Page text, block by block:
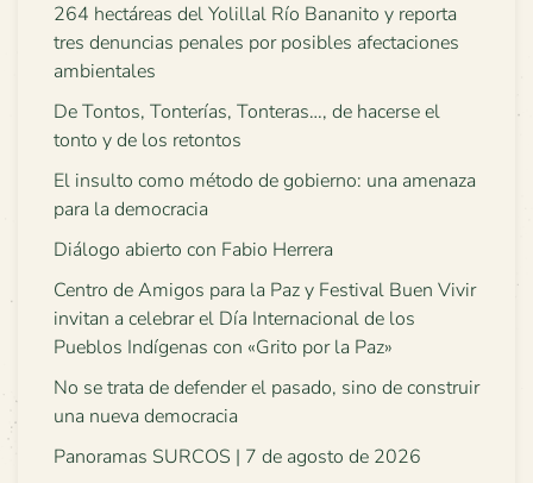
264 hectáreas del Yolillal Río Bananito y reporta
tres denuncias penales por posibles afectaciones
ambientales
De Tontos, Tonterías, Tonteras…, de hacerse el
tonto y de los retontos
El insulto como método de gobierno: una amenaza
para la democracia
Diálogo abierto con Fabio Herrera
Centro de Amigos para la Paz y Festival Buen Vivir
invitan a celebrar el Día Internacional de los
Pueblos Indígenas con «Grito por la Paz»
No se trata de defender el pasado, sino de construir
una nueva democracia
Panoramas SURCOS | 7 de agosto de 2026